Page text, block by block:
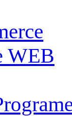
WEB